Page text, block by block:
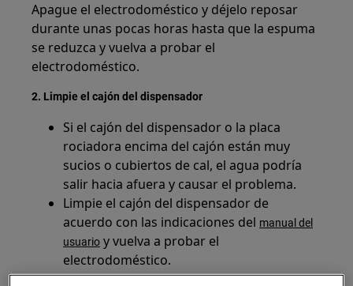
Apague el electrodoméstico y déjelo reposar
durante unas pocas horas hasta que la espuma
se reduzca y vuelva a probar el
electrodoméstico.
2. Limpie el cajón del dispensador
Si el cajón del dispensador o la placa
rociadora encima del cajón están muy
sucios o cubiertos de cal, el agua podría
salir hacia afuera y causar el problema.
Limpie el cajón del dispensador de
acuerdo con las indicaciones del manual del
usuario y vuelva a probar el
electrodoméstico.